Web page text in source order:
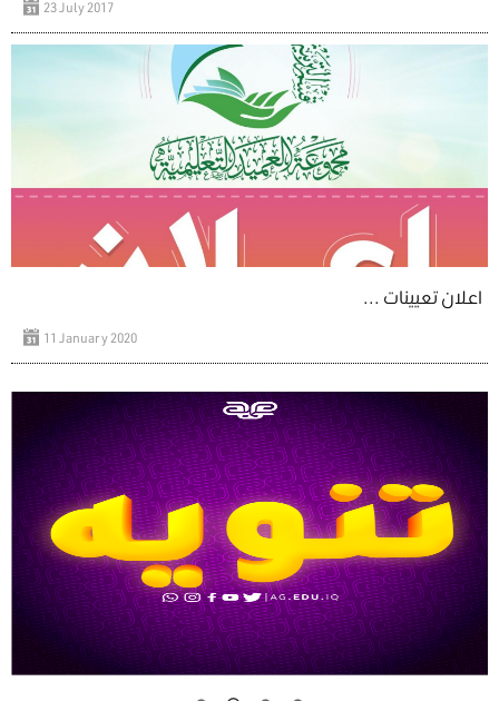
23 July 2017
اعلان تعيينات ...
11 January 2020